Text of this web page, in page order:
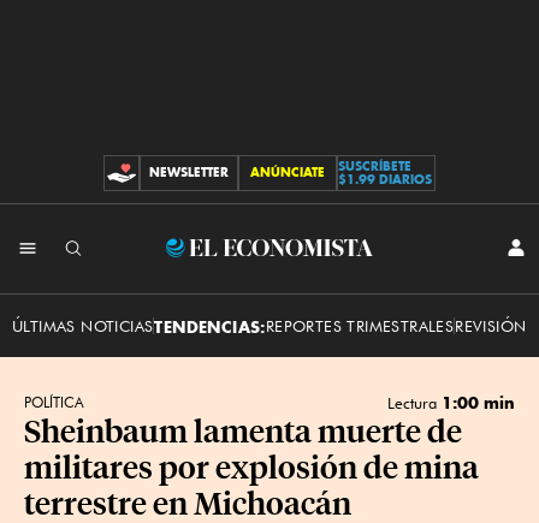
CONTRIBUCIONES
NEWSLETTER ANÚNCIATE
SUSCRÍBETE
$1.99 DIARIOS
El
ÚLTIMAS NOTICIASTENDENCIAS:REPORTES TRIMESTRALESREVISIÓN
POLÍTICA Lectura 1:00 min
Sheinbaum lamenta muerte de
militares por explosión de mina
terrestre en Michoacán